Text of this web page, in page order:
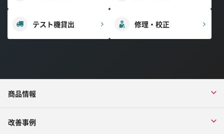
テスト機貸出 修理・校正
商品情報
改善事例